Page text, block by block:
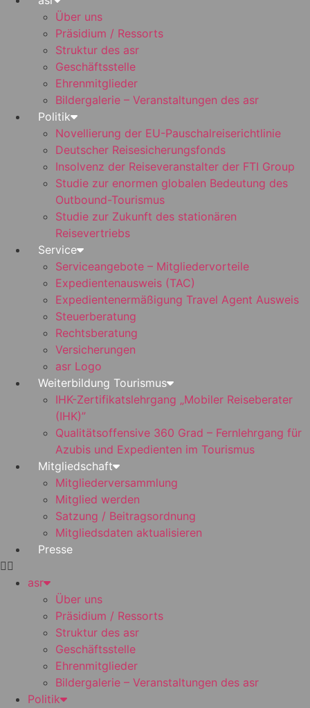
Über uns
Präsidium / Ressorts
Struktur des asr
Geschäftsstelle
Ehrenmitglieder
Bildergalerie – Veranstaltungen des asr
Politik
Novellierung der EU-Pauschalreiserichtlinie
Deutscher Reisesicherungsfonds
Insolvenz der Reiseveranstalter der FTI Group
Studie zur enormen globalen Bedeutung des
Outbound-Tourismus
Studie zur Zukunft des stationären
Reisevertriebs
Service
Serviceangebote – Mitgliedervorteile
Expedientenausweis (TAC)
Expedientenermäßigung Travel Agent Ausweis
Steuerberatung
Rechtsberatung
Versicherungen
asr Logo
Weiterbildung Tourismus
IHK-Zertifikatslehrgang „Mobiler Reiseberater
(IHK)”
Qualitätsoffensive 360 Grad – Fernlehrgang für
Azubis und Expedienten im Tourismus
Mitgliedschaft
Mitgliederversammlung
Mitglied werden
Satzung / Beitragsordnung
Mitgliedsdaten aktualisieren
Presse
asr
Über uns
Präsidium / Ressorts
Struktur des asr
Geschäftsstelle
Ehrenmitglieder
Bildergalerie – Veranstaltungen des asr
Politik